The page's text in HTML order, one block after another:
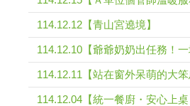
114.12.12【青山宮遶境】
114.12.10【爺爺奶奶出任務！
114.12.11【站在窗外呆萌的大笨
114.12.04【統一餐廚・安心上桌